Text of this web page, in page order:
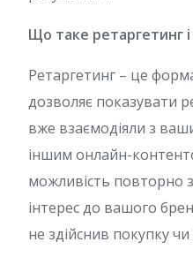
Що таке ретаргетинг
Ретаргетинг – це
дозволяє показувати
вже взаємодіяли з
іншим онлайн-
можливість повторно
інтерес до вашого
не здійснив покупку